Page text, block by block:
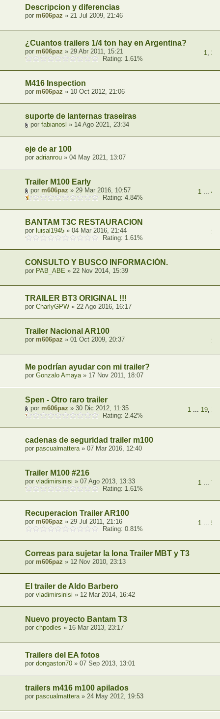
Descripcion y diferencias
por m606paz » 21 Jul 2009, 21:46
¿Cuantos trailers 1/4 ton hay en Argentina?
1, 2
por m606paz » 29 Abr 2011, 15:21
Rating: 1.61%
M416 Inspection
por m606paz » 10 Oct 2012, 21:06
suporte de lanternas traseiras
por fabianosl » 14 Ago 2021, 23:34
eje de ar 100
por adrianrou » 04 May 2021, 13:07
Trailer M100 Early
1 ... 4
por m606paz » 29 Mar 2016, 10:57
Rating: 4.84%
BANTAM T3C RESTAURACION
1
por luisal1945 » 04 Mar 2016, 21:44
Rating: 1.61%
CONSULTO Y BUSCO INFORMACIÓN.
por PAB_ABE » 22 Nov 2014, 15:39
TRAILER BT3 ORIGINAL !!!
por CharlyGPW » 22 Ago 2016, 16:17
Trailer Nacional AR100
1
por m606paz » 01 Oct 2009, 20:37
Me podrían ayudar con mi trailer?
por Gonzalo Amaya» 17 Nov 2011, 18:07
Spen - Otro raro trailer
1 ... 19, 20
por m606paz » 30 Dic 2012, 11:35
Rating: 2.42%
cadenas de seguridad trailer m100
por pascualmattera» 07 Mar 2016, 12:40
Trailer M100 #216
1 ... 7
por vladimirsinisi » 07 Ago 2013, 13:33
Rating: 1.61%
Recuperacion Trailer AR100
1 ... 5
por m606paz » 29 Jul 2011, 21:16
Rating: 0.81%
Correas para sujetar la lona Trailer MBT y T3
por m606paz » 12 Nov 2010, 23:13
El trailer de Aldo Barbero
por vladimirsinisi » 12 Mar 2014, 16:42
Nuevo proyecto Bantam T3
por chpodles » 16 Mar 2013, 23:17
Trailers del EA fotos
por dongaston70 » 07 Sep 2013, 13:01
trailers m416 m100 apilados
por pascualmattera» 24 May 2012, 19:53